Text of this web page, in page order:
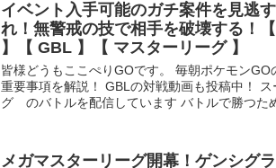
イベント入手可能のガチ案件を見逃
れ！無警戒の技で相手を破壊する！
】【 GBL 】【 マスターリーグ 】
皆様どうもここぺりGOです。 毎朝ポケモン
重要事項を解説！ GBLの対戦動画も投稿中！
グ のバトルを配信しています バトルで勝つた
メガマスターリーグ開幕！ゲンシグ